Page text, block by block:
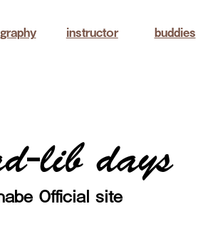
instructor buddies
lib days
Official site